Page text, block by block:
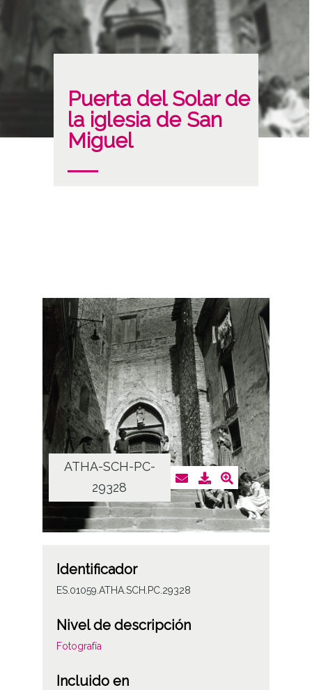
Puerta del Solar de
la iglesia de San
Miguel
ATHA-SCH-PC-
29328
Identificador
ES.01059.ATHA.SCH.PC.29328
Nivel de descripción
Fotografía
Incluido en